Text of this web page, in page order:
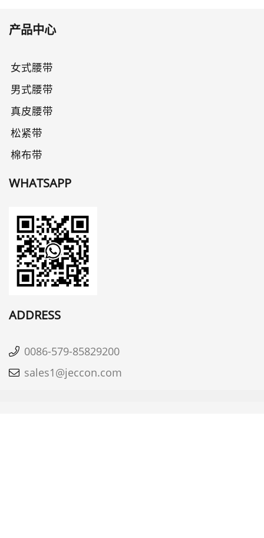
产品中心
女式腰带
男式腰带
真皮腰带
松紧带
棉布带
WHATSAPP
ADDRESS
0086-579-85829200
sales1@jeccon.com